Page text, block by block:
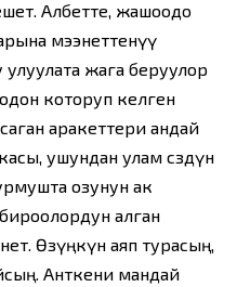
Албетте, жашоодо
мээнеттенүү
жага беруулор
которуп келген
аракеттери андай
ушундан улам сөздүн
озунун ак
алган
Өзүңкүн аяп турасың,
Анткени мандай